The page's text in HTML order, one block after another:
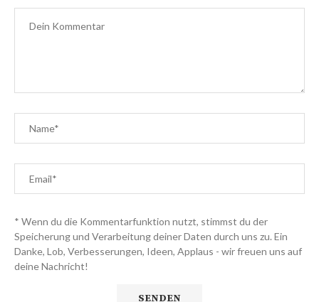
* Wenn du die Kommentarfunktion nutzt, stimmst du der
Speicherung und Verarbeitung deiner Daten durch uns zu. Ein
Danke, Lob, Verbesserungen, Ideen, Applaus - wir freuen uns auf
deine Nachricht!